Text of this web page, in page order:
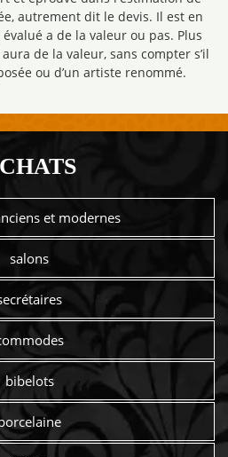
autrement dit le devis. Il est en
a de la valeur ou pas. Plus
de la valeur, sans compter s’il
ou d’un artiste renommé.
et modernes
salons
bibelots